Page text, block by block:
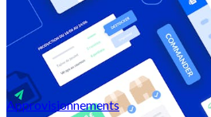
Approvisionnements